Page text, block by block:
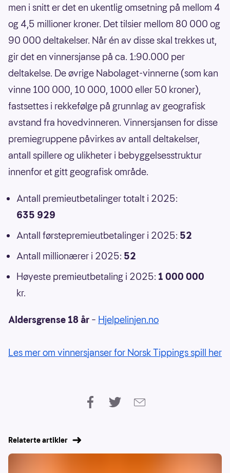
men i snitt er det en ukentlig omsetning på mellom 4
og 4,5 millioner kroner. Det tilsier mellom 80 000 og
90 000 deltakelser. Når én av disse skal trekkes ut,
gir det en vinnersjanse på ca. 1:90.000 per
deltakelse. De øvrige Nabolaget-vinnerne (som kan
vinne 100 000, 10 000, 1000 eller 50 kroner),
fastsettes i rekkefølge på grunnlag av geografisk
avstand fra hovedvinneren. Vinnersjansen for disse
premiegruppene påvirkes av antall deltakelser,
antall spillere og ulikheter i bebyggelsesstruktur
innenfor et gitt geografisk område.
Antall premieutbetalinger totalt i 2025:
635 929
Antall førstepremieutbetalinger i 2025: 52
Antall millionærer i 2025: 52
Høyeste premieutbetaling i 2025: 1 000 000
kr.
Aldersgrense 18 år – Hjelpelinjen.no
Les mer om vinnersjanser for Norsk Tippings spill her
Relaterte artikler